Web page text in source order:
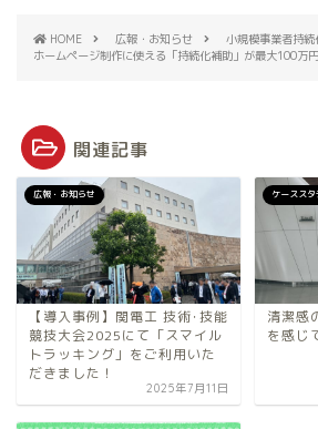
HOME 広報・お知らせ
小規模事業者持続
ホームページ制作に使える「持続化補助」が最大100万
関連記事
広報・お知らせ
【導入事例】関電工 技術･技能
競技大会2025にて「スマイル
トラッキング」をご利用いた
だきました！
2025年7月11日
ケーススタ
清潔感
を感じ